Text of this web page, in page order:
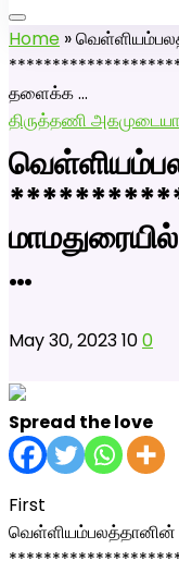
Home »
தளைக்க …
திருத்தணி
…
May 30, 2023100
Spread the love
First
வெள்ளியம்பலத்தானின்